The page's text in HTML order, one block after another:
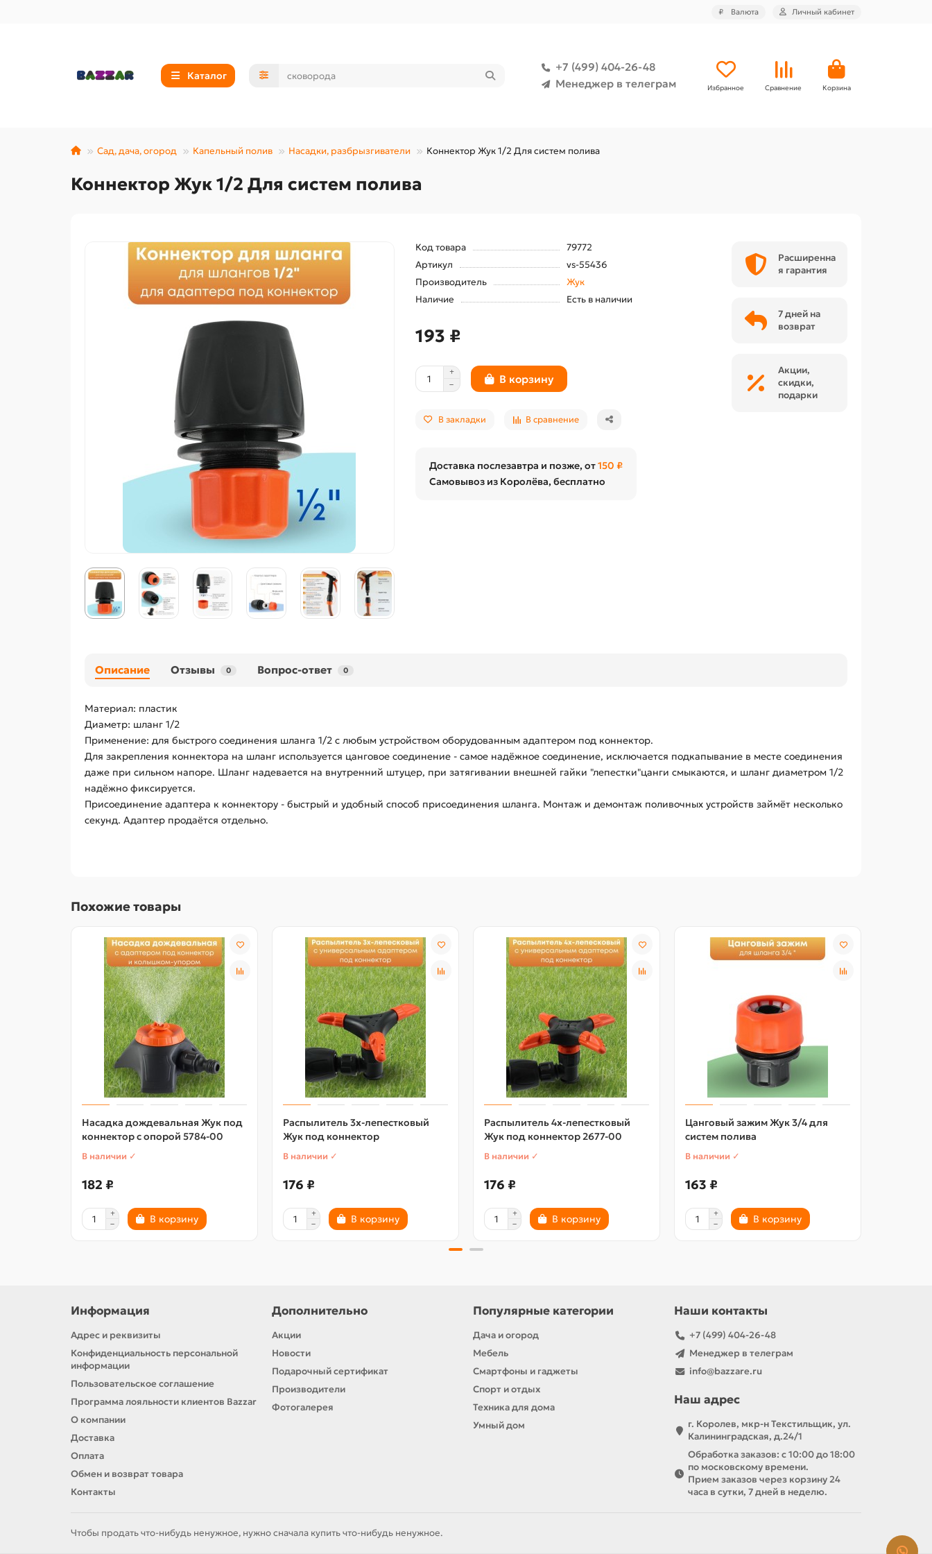
₽ Валюта Личный кабинет
Каталог
+7 (499) 404-26-48
Менеджер в телеграм
Избранное Сравнение Корзина
Сад, дача, огород Капельный полив Насадки, разбрызгиватели Коннектор Жук 1/2 Для систем полива
Коннектор Жук 1/2 Для систем полива
Код товара
79772
Артикул
vs-55436
Производитель
Жук
Наличие
Есть в наличии
193 ₽
В корзину
В закладки В сравнение
Доставка послезавтра и позже, от150 ₽
Самовывоз из Королёва, бесплатно
Расширенна
я гарантия
7 дней на
возврат
Акции,
скидки,
подарки
Описание Отзывы 0 Вопрос-ответ 0
Материал: пластик
Диаметр: шланг 1/2
Применение: для быстрого соединения шланга 1/2 с любым устройством оборудованным адаптером под коннектор.
Для закрепления коннектора на шланг используется цанговое соединение - самое надёжное соединение, исключается подкапывание в месте соединения
даже при сильном напоре. Шланг надевается на внутренний штуцер, при затягивании внешней гайки "лепестки"цанги смыкаются, и шланг диаметром 1/2
надёжно фиксируется.
Присоединение адаптера к коннектору - быстрый и удобный способ присоединения шланга. Монтаж и демонтаж поливочных устройств займёт несколько
секунд. Адаптер продаётся отдельно.
Похожие товары
Насадка дождевальная Жук под
коннектор с опорой 5784-00
В наличии ✓
182 ₽
В корзину
Распылитель 3х-лепестковый
Жук под коннектор
В наличии ✓
176 ₽
В корзину
Распылитель 4х-лепестковый
Жук под коннектор 2677-00
В наличии ✓
176 ₽
В корзину
Цанговый зажим Жук 3/4 для
систем полива
В наличии ✓
163 ₽
В корзину
Информация
Адрес и реквизиты
Конфиденциальность персональной
информации
Пользовательское соглашение
Программа лояльности клиентов Bazzar
О компании
Доставка
Оплата
Обмен и возврат товара
Контакты
Дополнительно
Акции
Новости
Подарочный сертификат
Производители
Фотогалерея
Популярные категории
Дача и огород
Мебель
Смартфоны и гаджеты
Спорт и отдых
Техника для дома
Умный дом
Наши контакты
+7 (499) 404-26-48
Менеджер в телеграм
info@bazzare.ru
Наш адрес
г. Королев, мкр-н Текстильщик, ул.
Калининградская, д.24/1
Обработка заказов: с 10:00 до 18:00
по московскому времени.
Прием заказов через корзину 24
часа в сутки, 7 дней в неделю.
Чтобы продать что-нибудь ненужное, нужно сначала купить что-нибудь ненужное.